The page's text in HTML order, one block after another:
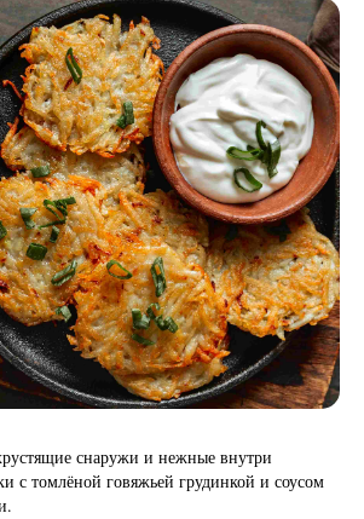
снаружи и нежные внутри
с томлёной говяжьей грудинкой и соусом